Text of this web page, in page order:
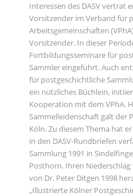
Interessen des DASV vertrat
Vorsitzender im Verband für
Arbeitsgemeinschaften
Vorsitzender. In dieser
Fortbildungsseminare für
Sammler eingeführt. Auch
für postgeschichtliche
ein nützliches Büchlein,
Kooperation mit dem VPhA.
Sammelleidenschaft galt der
Köln. Zu diesem Thema hat
in den DASV-Rundbriefen
Sammlung 1991 in
Posthorn. Ihren
von Dr. Peter Ditgen 1998
„Illustrierte Kölner